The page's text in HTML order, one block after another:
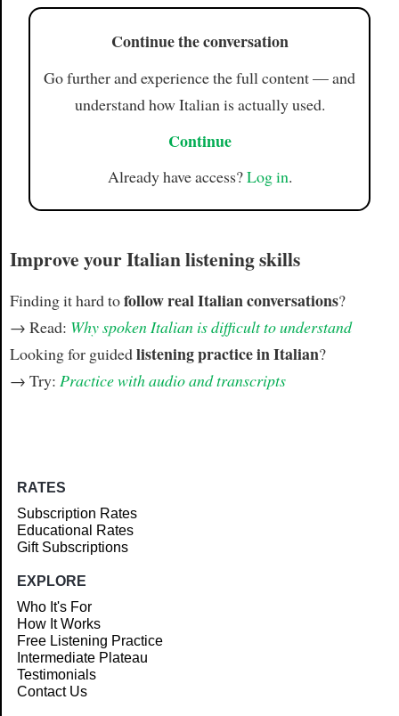
Continue the conversation
Go further and experience the full content — and
understand how Italian is actually used.
Continue
Already have access?Log in.
Improve your Italian listening skills
Finding it hard tofollow real Italian conversations?
→ Read: Why spoken Italian is difficult to understand
Looking for guidedlistening practice in Italian?
→ Try: Practice with audio and transcripts
RATES
Subscription Rates
Educational Rates
Gift Subscriptions
EXPLORE
Who It's For
How It Works
Free Listening Practice
Intermediate Plateau
Testimonials
Contact Us